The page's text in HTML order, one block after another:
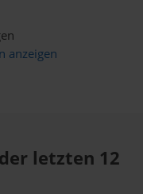
anzeigen
letzten 12